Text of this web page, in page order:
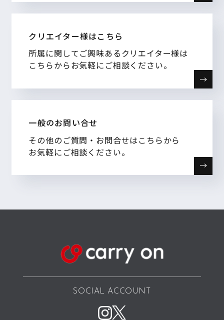
クリエイター様はこちら
所属に関してご興味あるクリエイター様は
こちらからお気軽にご相談ください。
一般のお問い合せ
その他のご質問・お問合せはこちらから
お気軽にご相談ください。
SOCIAL ACCOUNT